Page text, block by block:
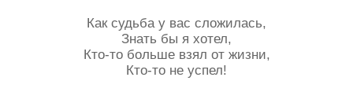
Как судьба у вас сложилась,
Знать бы я хотел,
Кто-то больше взял от жизни,
Кто-то не успел!